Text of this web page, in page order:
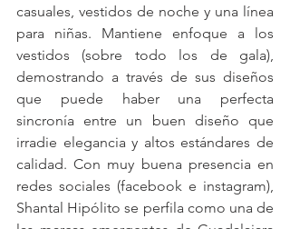
casuales, vestidos de noche y una línea
para niñas. Mantiene enfoque a los
vestidos (sobre todo los de gala),
demostrando a través de sus diseños
que puede haber una perfecta
sincronía entre un buen diseño que
irradie elegancia y altos estándares de
calidad. Con muy buena presencia en
redes sociales (facebook e instagram),
Shantal Hipólito se perfila como una de